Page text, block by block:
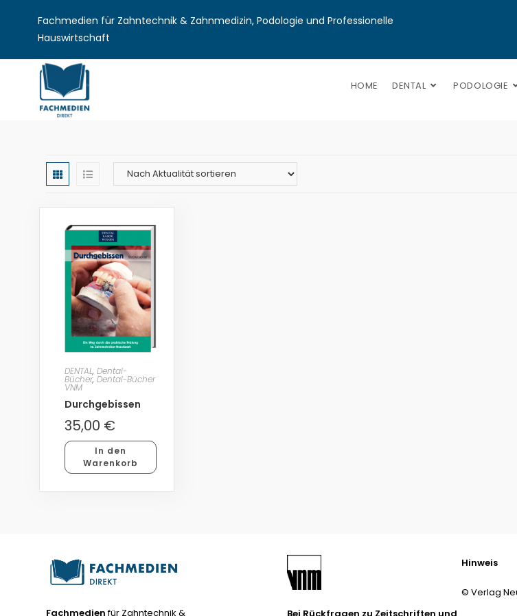
Fachmedien für Zahntechnik & Zahnmedizin, Podologie und Professionelle
Hauswirtschaft
HOME DENTAL PODOLOGIE
DENTAL,Dental-
Bücher,Dental-Bücher
VNM
Durchgebissen
35,00 €
In den
Warenkorb
Fachmedienfür Zahntechnik &
Hinweis
© Verlag